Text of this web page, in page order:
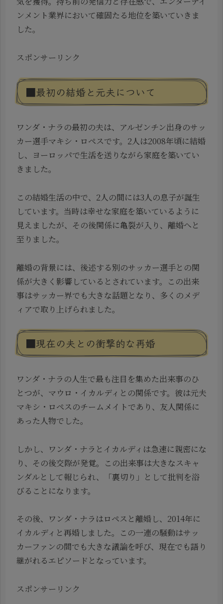
ンメント業界において確固たる地位を築いていきま
した。
スポンサーリンク
■最初の結婚と元夫について
ワンダ・ナラの最初の夫は、アルゼンチン出身のサッ
カー選手マキシ・ロペスです。2人は2008年頃に結婚
し、ヨーロッパで生活を送りながら家庭を築いてい
きました。
この結婚生活の中で、2人の間には3人の息子が誕生
しています。当時は幸せな家庭を築いているように
見えましたが、その後関係に亀裂が入り、離婚へと
至りました。
離婚の背景には、後述する別のサッカー選手との関
係が大きく影響しているとされています。この出来
事はサッカー界でも大きな話題となり、多くのメデ
ィアで取り上げられました。
■現在の夫との衝撃的な再婚
ワンダ・ナラの人生で最も注目を集めた出来事のひ
とつが、マウロ・イカルディとの関係です。彼は元夫
マキシ・ロペスのチームメイトであり、友人関係に
あった人物でした。
しかし、ワンダ・ナラとイカルディは急速に親密にな
り、その後交際が発覚。この出来事は大きなスキャ
ンダルとして報じられ、「裏切り」として批判を浴
びることになります。
その後、ワンダ・ナラはロペスと離婚し、2014年に
イカルディと再婚しました。この一連の騒動はサッ
カーファンの間でも大きな議論を呼び、現在でも語り
継がれるエピソードとなっています。
スポンサーリンク